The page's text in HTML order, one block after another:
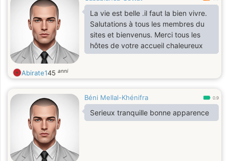
La vie est belle .il faut la bien vivre.
Salutations à tous les membres du
sites et bienvenus. Merci tous les
hôtes de votre accueil chaleureux
Abirate145 anni
Béni Mellal-Khénifra 0.9
Serieux tranquille bonne apparence